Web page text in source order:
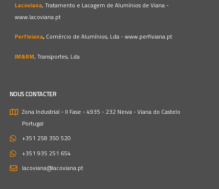
Lacoviana, Tratamento e Lacagem de Alumínios de Viana -
www.lacoviana.pt
Perfiviana, Comércio de Alumínios, Lda -www.perfiviana.pt
JM&RM, Transportes, Lda
NOUS CONTACTER
Zona Industrial - II Fase - 4935 - 232 Neiva - Viana do Castelo
Portugal
+351 258 350 520
+351 935 251 654
lacoviana@lacoviana.pt